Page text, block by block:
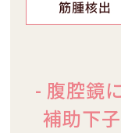
- 腹腔鏡
補助下